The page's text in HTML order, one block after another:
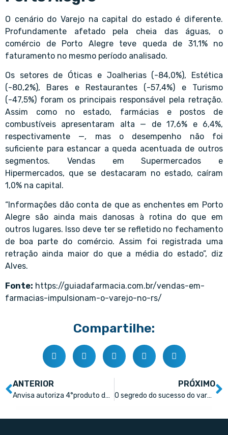
O cenário do Varejo na capital do estado é diferente.
Profundamente afetado pela cheia das águas, o
comércio de Porto Alegre teve queda de 31,1% no
faturamento no mesmo período analisado.
Os setores de Óticas e Joalherias (-84,0%), Estética
(-80,2%), Bares e Restaurantes (-57,4%) e Turismo
(-47,5%) foram os principais responsável pela retração.
Assim como no estado, farmácias e postos de
combustíveis apresentaram alta — de 17,6% e 6,4%,
respectivamente —, mas o desempenho não foi
suficiente para estancar a queda acentuada de outros
segmentos. Vendas em Supermercados e
Hipermercados, que se destacaram no estado, caíram
1,0% na capital.
“Informações dão conta de que as enchentes em Porto
Alegre são ainda mais danosas à rotina do que em
outros lugares. Isso deve ter se refletido no fechamento
de boa parte do comércio. Assim foi registrada uma
retração ainda maior do que a média do estado”, diz
Alves.
Fonte: https://guiadafarmacia.com.br/vendas-em-
farmacias-impulsionam-o-varejo-no-rs/
Compartilhe:
ANTERIOR
Anvisa autoriza 4°produto da GreenCare nas farmácias brasileiras
PRÓXIMO
O segredo do sucesso do varejo associativista